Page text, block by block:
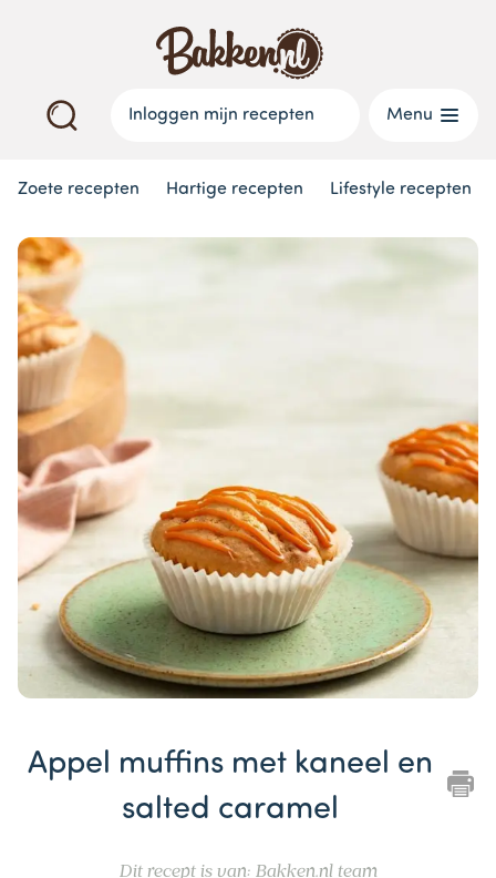
Inloggen mijn recepten Menu
Zoete recepten Hartige recepten Lifestyle recepten
Appel muffins met kaneel en
salted caramel
Dit recept is van: Bakken.nl team
of